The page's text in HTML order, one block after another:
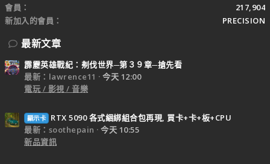
會員
217,904
新加入的會員
PRECISION
最新文章
霹靂英雄戰紀：刜伐世界─第３９章─搶先看
最新：lawrence11
今天 12:00
電玩 / 影視 / 音樂
顯示卡
RTX 5090 各式綑綁組合包再現, 買卡+卡+板+CPU
最新：soothepain
今天 10:55
新品資訊